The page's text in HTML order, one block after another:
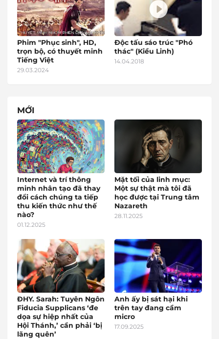
Phim "Phục sinh", HD,
trọn bộ, có thuyết minh
Tiếng Việt
29.03.2024
Độc tấu sáo trúc "Phó
thác" (Kiều Linh)
14.04.2018
MỚI
Internet và trí thông
minh nhân tạo đã thay
đổi cách chúng ta tiếp
thu kiến thức như thế
nào?
01.12.2025
Mặt tối của linh mục:
Một sự thật mà tôi đã
học được tại Trung tâm
Nazareth
28.11.2025
ĐHY. Sarah: Tuyên Ngôn
Fiducia Supplicans ‘đe
dọa sự hiệp nhất của
Hội Thánh,’ cần phải ‘bị
lãng quên’
Anh ấy bị sát hại khi
trên tay đang cầm
micro
17.09.2025